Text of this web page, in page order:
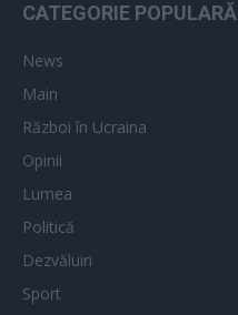
CATEGORIE POPULARĂ
News
Main
Război în Ucraina
Opinii
Lumea
Politică
Dezvăluiri
Sport